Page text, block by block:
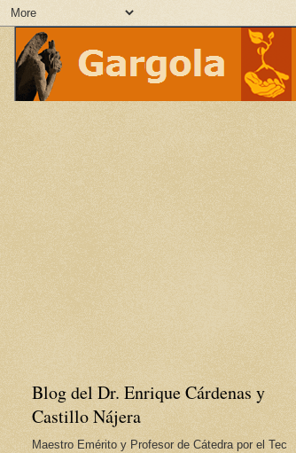
Blog del Dr. Enrique Cárdenas y
Castillo Nájera
Maestro Emérito y Profesor de Cátedra por el Tec